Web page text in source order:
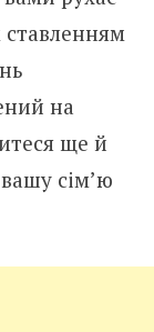
на
ще й
сім’ю